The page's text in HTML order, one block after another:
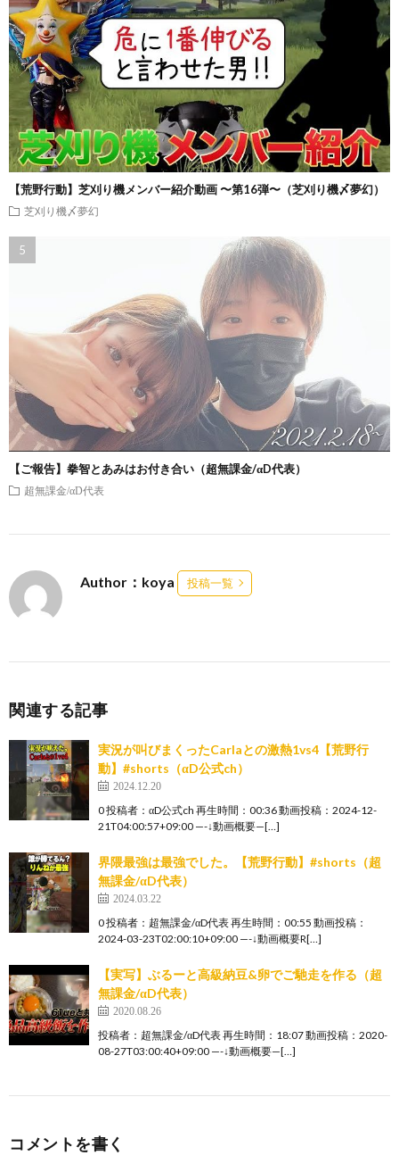
【荒野行動】芝刈り機メンバー紹介動画 〜第16弾〜（芝刈り機〆夢幻）
芝刈り機〆夢幻
【ご報告】拳智とあみはお付き合い（超無課金/αD代表）
超無課金/αD代表
Author：koya 投稿一覧
関連する記事
実況が叫びまくったCarlaとの激熱1vs4【荒野行
動】#shorts（αD公式ch）
2024.12.20
0 投稿者：αD公式ch 再生時間：00:36 動画投稿：2024-12-
21T04:00:57+09:00 —-↓動画概要—[…]
界隈最強は最強でした。【荒野行動】#shorts（超
無課金/αD代表）
2024.03.22
0 投稿者：超無課金/αD代表 再生時間：00:55 動画投稿：
2024-03-23T02:00:10+09:00 —-↓動画概要R[…]
【実写】ぶるーと高級納豆&卵でご馳走を作る（超
無課金/αD代表）
2020.08.26
投稿者：超無課金/αD代表 再生時間：18:07 動画投稿：2020-
08-27T03:00:40+09:00 —-↓動画概要—[…]
コメントを書く